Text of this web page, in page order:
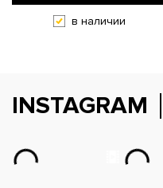
в наличии
INSTAGRAM